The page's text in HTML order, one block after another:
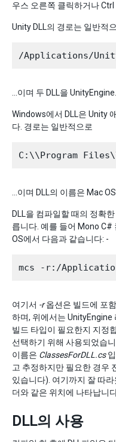
우스 오른쪽 클릭하거나 Ctrl
Unity DLL의 경로는 일반적
…이며 두 DLL을
Windows에서 DLL은 Unity
다. 경로는 일반적으로
…이며 DLL의 이름은 Mac
DLL을 컴파일할 때의 정확
릅니다. 예를 들어 Mono C#
OS에서 다음과 같습니다: -
여기서 -r옵션은 빌드에 포
하며, 위에서는 UnityEngine
빌드 타입이 필요한지 지정
선택하기 위해 사용되었습
이름은 ClassesForDLL.cs입
고 추정하지만 필요한 경우
있습니다). 여기까지 잘 따
더와 같은 위치에 나타납니
DLL의 사용